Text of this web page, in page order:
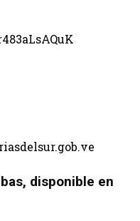
disponible en